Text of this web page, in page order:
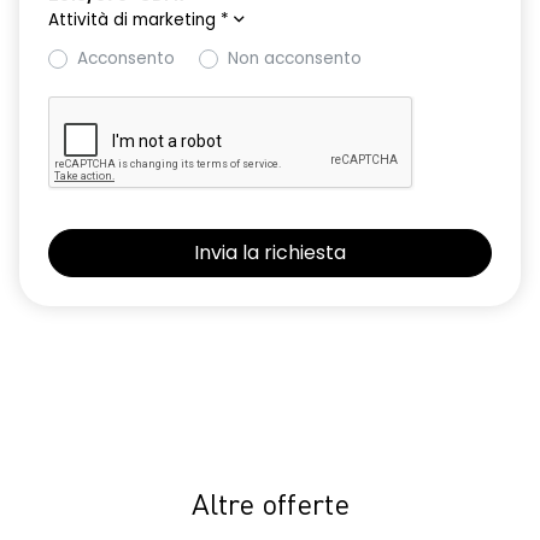
Retrovisori ripiegabili automaticamente con pulsante di
controllo sulla porta del conducente
Riconoscimento corsia LKA
Riconoscimento dei segnali stradali con avviso del
superamento del limite di velocità ISA
logo Dacia impresso
Volante soft feel con comandi per ISA
Attività di marketing *
Acconsento
Non acconsento
Altre offerte